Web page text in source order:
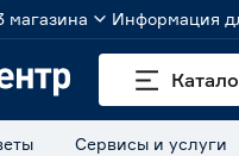
магазина Информация
Сервисы и услуги